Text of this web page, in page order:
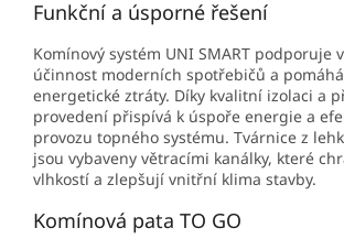
Funkční a úsporné řešení
Komínový systém UNI SMART podporuje
účinnost moderních spotřebičů a
energetické ztráty. Díky kvalitní izolaci a
provedení přispívá k úspoře energie a
provozu topného systému. Tvárnice z
jsou vybaveny větracími kanálky, které
vlhkostí a zlepšují vnitřní klima stavby.
Komínová pata TO GO